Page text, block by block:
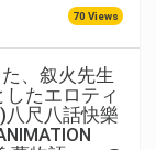
70 Views
、叙火先生
たエロティ
八尺八話快樂